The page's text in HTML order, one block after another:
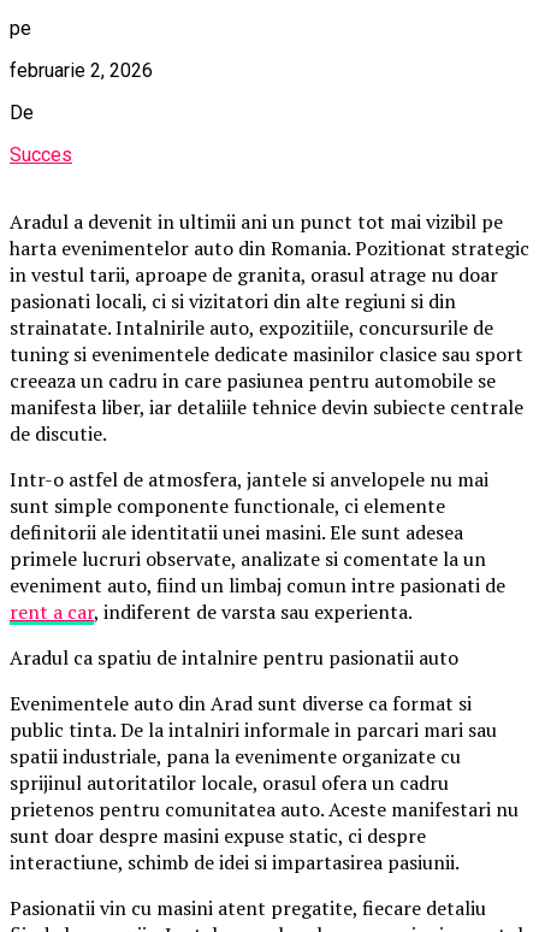
pe
februarie 2, 2026
De
Succes
Aradul a devenit in ultimii ani un punct tot mai vizibil pe
harta evenimentelor auto din Romania. Pozitionat strategic
in vestul tarii, aproape de granita, orasul atrage nu doar
pasionati locali, ci si vizitatori din alte regiuni si din
strainatate. Intalnirile auto, expozitiile, concursurile de
tuning si evenimentele dedicate masinilor clasice sau sport
creeaza un cadru in care pasiunea pentru automobile se
manifesta liber, iar detaliile tehnice devin subiecte centrale
de discutie.
Intr-o astfel de atmosfera, jantele si anvelopele nu mai
sunt simple componente functionale, ci elemente
definitorii ale identitatii unei masini. Ele sunt adesea
primele lucruri observate, analizate si comentate la un
eveniment auto, fiind un limbaj comun intre pasionati de
rent a car, indiferent de varsta sau experienta.
Aradul ca spatiu de intalnire pentru pasionatii auto
Evenimentele auto din Arad sunt diverse ca format si
public tinta. De la intalniri informale in parcari mari sau
spatii industriale, pana la evenimente organizate cu
sprijinul autoritatilor locale, orasul ofera un cadru
prietenos pentru comunitatea auto. Aceste manifestari nu
sunt doar despre masini expuse static, ci despre
interactiune, schimb de idei si impartasirea pasiunii.
Pasionatii vin cu masini atent pregatite, fiecare detaliu